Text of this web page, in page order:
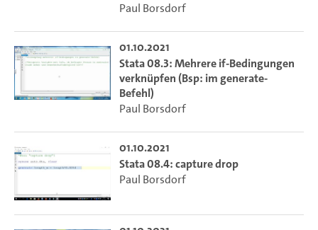
Paul Borsdorf
01.10.2021
Stata 08.3: Mehrere if-Bedingungen
verknüpfen (Bsp: im generate-
Befehl)
Paul Borsdorf
01.10.2021
Stata 08.4: capture drop
Paul Borsdorf